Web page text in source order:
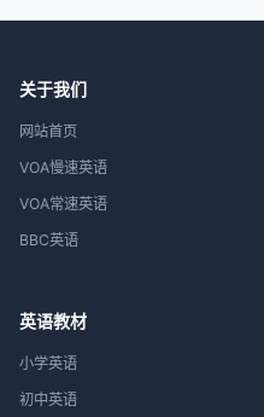
关于我们
网站首页
VOA慢速英语
VOA常速英语
BBC英语
英语教材
小学英语
初中英语